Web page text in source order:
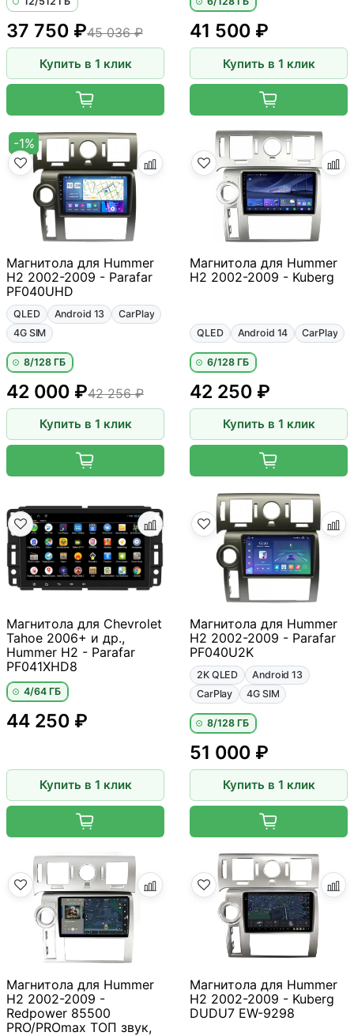
37 750 ₽45 036 ₽
Купить в 1 клик
41 500 ₽
Купить в 1 клик
-1%
Магнитола для Hummer
H2 2002-2009 - Parafar
PF040UHD
QLED Android 13
CarPlay
4G SIM
8/128 ГБ
42 256 ₽
42 000 ₽
Купить в 1 клик
Магнитола для Hummer
H2 2002-2009 - Kuberg
QLED Android 14 CarPlay
6/128 ГБ
42 250 ₽
Купить в 1 клик
Магнитола для Chevrolet
Tahoe 2006+ и др.,
Hummer H2 - Parafar
PF041XHD8
4/64 ГБ
44 250 ₽
Купить в 1 клик
Магнитола для Hummer
H2 2002-2009 - Parafar
PF040U2K
2K QLED
Android 13
CarPlay
4G SIM
8/128 ГБ
51 000 ₽
Купить в 1 клик
Магнитола для Hummer
H2 2002-2009 -
Redpower 85500
PRO/PROmax ТОП звук,
Магнитола для Hummer
H2 2002-2009 - Kuberg
DUDU7 EW-9298